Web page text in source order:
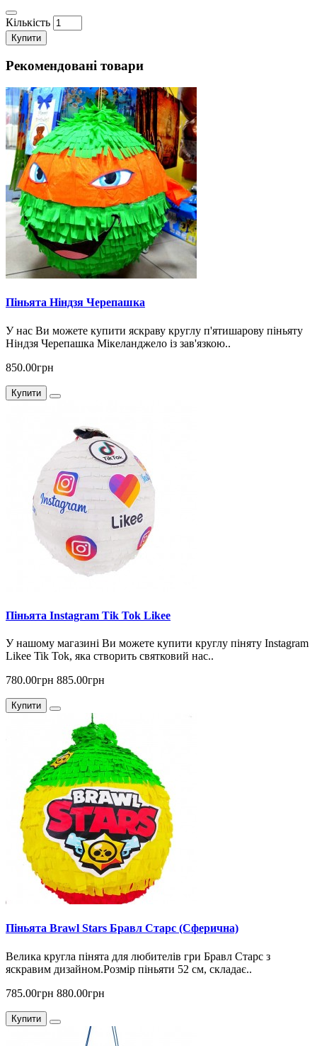
Кількість
Купити
Рекомендовані товари
Піньята Ніндзя Черепашка
У нас Ви можете купити яскраву круглу п'ятишарову піньяту
Ніндзя Черепашка Мікеланджело із зав'язкою..
850.00грн
Купити
Піньята Instagram Tik Tok Likee
У нашому магазині Ви можете купити круглу піняту Instagram
Likee Tik Tok, яка створить святковий нас..
780.00грн 885.00грн
Купити
Піньята Brawl Stars Бравл Старс (Сферична)
Велика кругла пінята для любителів гри Бравл Старс з
яскравим дизайном.Розмір піньяти 52 см, складає..
785.00грн 880.00грн
Купити